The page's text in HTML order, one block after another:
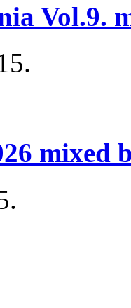
Vol.9.
mixed